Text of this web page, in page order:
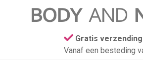
Gratis
Vanaf een besteding